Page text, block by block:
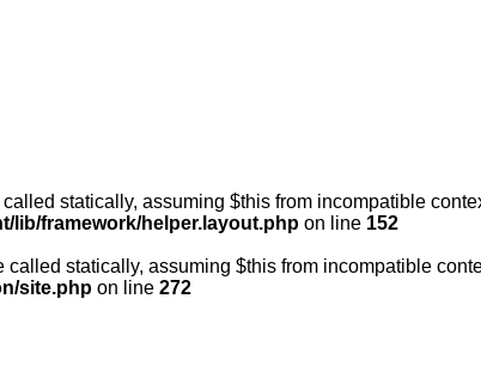
statically, assuming $this from incompatible
lib/framework/helper.layout.php on line 152
statically, assuming $this from incompatible
site.php on line 272